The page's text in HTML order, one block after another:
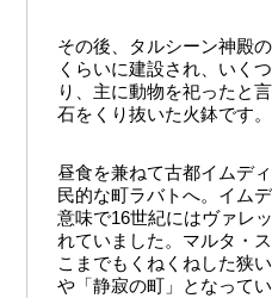
その後、タルシーン神殿
くらいに建設され、いく
り、主に動物を祀ったと
石をくり抜いた火鉢です。
昼食を兼ねて古都イムデ
民的な町ラバトへ。イム
意味で16世紀にはヴァレ
れていました。マルタ・
こまでもくねくねした狭
や「静寂の町」となってい